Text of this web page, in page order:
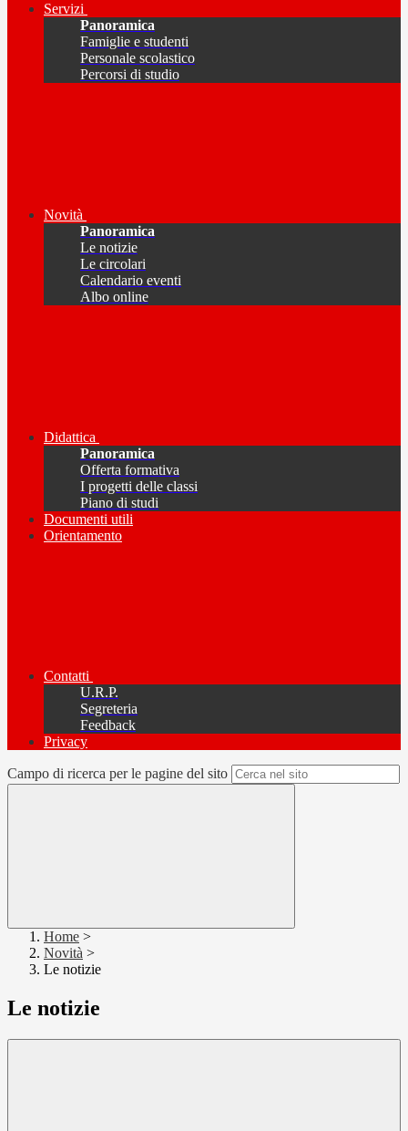
Servizi
Panoramica
Famiglie e studenti
Personale scolastico
Percorsi di studio
Novità
Panoramica
Le notizie
Le circolari
Calendario eventi
Albo online
Didattica
Panoramica
Offerta formativa
I progetti delle classi
Piano di studi
Documenti utili
Orientamento
Contatti
U.R.P.
Segreteria
Feedback
Privacy
Campo di ricerca per le pagine del sito
Home >
Novità >
Le notizie
Le notizie